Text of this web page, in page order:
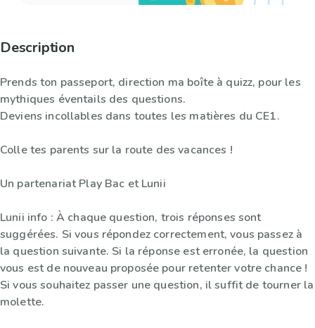
Description
Prends ton passeport, direction ma boîte à quizz, pour les
mythiques éventails des questions.
Deviens incollables dans toutes les matières du CE1.
Colle tes parents sur la route des vacances !
Un partenariat Play Bac et Lunii
Lunii info : À chaque question, trois réponses sont
suggérées. Si vous répondez correctement, vous passez à
la question suivante. Si la réponse est erronée, la question
vous est de nouveau proposée pour retenter votre chance !
Si vous souhaitez passer une question, il suffit de tourner la
molette.